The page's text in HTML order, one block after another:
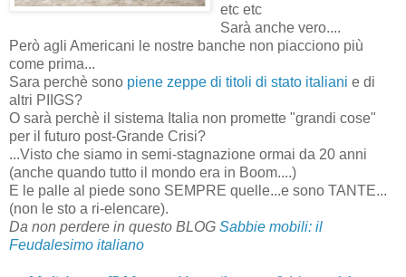
etc etc
Sarà anche vero....
Però agli Americani le nostre banche non piacciono più
come prima...
Sara perchè sono piene zeppe di titoli di stato italiani e di
altri PIIGS?
O sarà perchè il sistema Italia non promette "grandi cose"
per il futuro post-Grande Crisi?
...Visto che siamo in semi-stagnazione ormai da 20 anni
(anche quando tutto il mondo era in Boom....)
E le palle al piede sono SEMPRE quelle...e sono TANTE...
(non le sto a ri-elencare).
Da non perdere in questo BLOG Sabbie mobili: il
Feudalesimo italiano